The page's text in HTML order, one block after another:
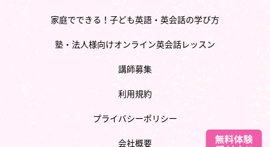
家庭でできる！子ども英語・英会話の学び方
塾・法人様向けオンライン英会話レッスン
講師募集
利用規約
プライバシーポリシー
会社概要